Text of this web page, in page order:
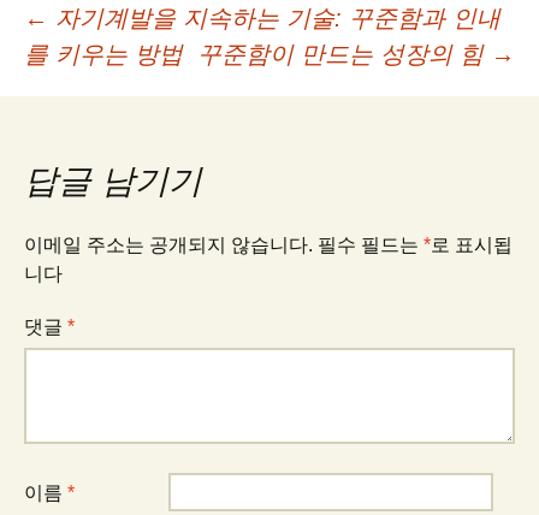
글
네
비
게
이
← 자기계발을 지속하는 기술: 꾸준함과 인내
를 키우는 방법
꾸준함이 만드는 성장의 힘 →
답글 남기기
이메일 주소는 공개되지 않습니다. 필수 필드는 *로 표시됩
니다
댓글 *
이름 *